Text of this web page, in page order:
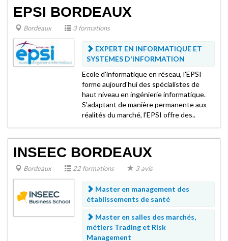
EPSI BORDEAUX
Bordeaux 3 formations
EXPERT EN INFORMATIQUE ET
SYSTEMES D'INFORMATION
Ecole d'informatique en réseau, l'EPSI
forme aujourd'hui des spécialistes de
haut niveau en ingénierie informatique.
S'adaptant de manière permanente aux
réalités du marché, l'EPSI offre des..
INSEEC BORDEAUX
Bordeaux 22 formations 3 avis
Master en management des
établissements de santé
Master en salles des marchés,
métiers Trading et Risk
Management